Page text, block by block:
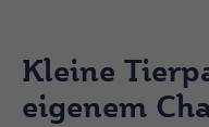
Kleine
eigenem